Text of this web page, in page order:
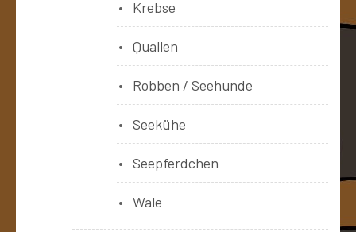
Krebse
Quallen
Robben / Seehunde
Seekühe
Seepferdchen
Wale